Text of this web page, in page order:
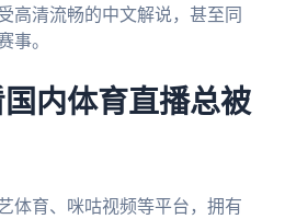
高清流畅的中文解说，甚至同
事。
内体育直播总被
体育、咪咕视频等平台，拥有